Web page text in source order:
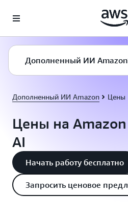
Перейти к главному контенту
Дополненный ИИ Amazon
Дополненный ИИ Amazon Цены
Цены на
AI
Начать работу бесплатно
Запросить ценовое